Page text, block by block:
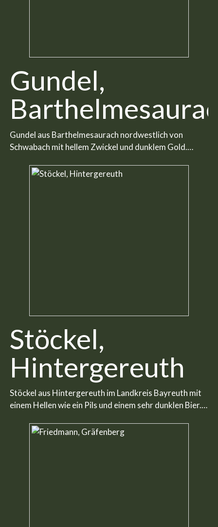
Gundel,
Gundel aus Barthelmesaurach nordwestlich von
Schwabach mit hellem Zwickel und dunklem Gold.…
Stöckel,
Hintergereuth
Stöckel aus Hintergereuth im Landkreis Bayreuth mit
einem Hellen wie ein Pils und einem sehr dunklen Bier.…